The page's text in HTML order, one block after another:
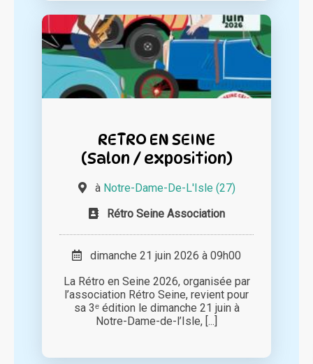
RETRO EN SEINE
(Salon / exposition)
à Notre-Dame-De-L'Isle (27)
Rétro Seine Association
dimanche 21 juin 2026 à 09h00
La Rétro en Seine 2026, organisée par
l’association Rétro Seine, revient pour
sa 3ᵉ édition le dimanche 21 juin à
Notre-Dame-de-l’Isle, [...]